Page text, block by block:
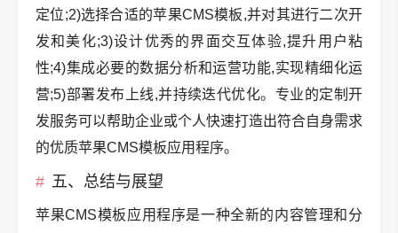
定位;2)选择合适的苹果CMS模板,并对其进行二次开
发和美化;3)设计优秀的界面交互体验,提升用户粘
性;4)集成必要的数据分析和运营功能,实现精细化运
营;5)部署发布上线,并持续迭代优化。专业的定制开
发服务可以帮助企业或个人快速打造出符合自身需求
的优质苹果CMS模板应用程序。
五、总结与展望
苹果CMS模板应用程序是一种全新的内容管理和分